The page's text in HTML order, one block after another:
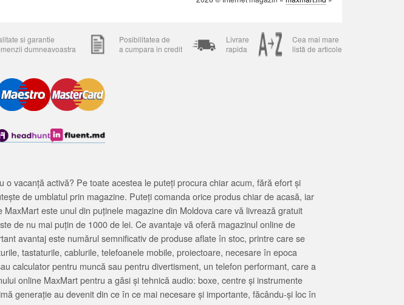
si garantie
dumneavoastra
Posibilitatea de
a cumpara in credit
Livrare
rapida
Cea mai mare
listă de articole
vacanță activă? Pe toate acestea le puteți procura chiar acum, fără efort și
de umblatul prin magazine. Puteți comanda orice produs chiar de acasă, iar
este unul din puținele magazine din Moldova care vă livrează gratuit
de nu mai puțin de 1000 de lei. Ce avantaje vă oferă magazinul online de
avantaj este numărul semnificativ de produse aflate în stoc, printre care se
tastaturile, cablurile, telefoanele mobile, proiectoare, necesare în epoca
calculator pentru muncă sau pentru divertisment, un telefon performant, care a
online MaxMart pentru a găsi și tehnică audio: boxe, centre și instrumente
generație au devenit din ce în ce mai necesare și importante, făcându-și loc în